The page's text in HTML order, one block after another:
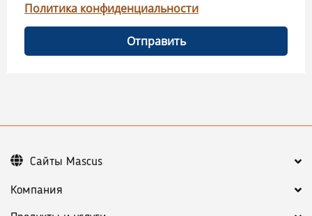
Политика конфиденциальности
Отправить
Компания
Сайты Mascus